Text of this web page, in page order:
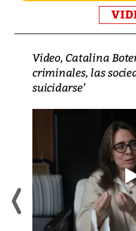
Video, Catalina
criminales, las
suicidarse’